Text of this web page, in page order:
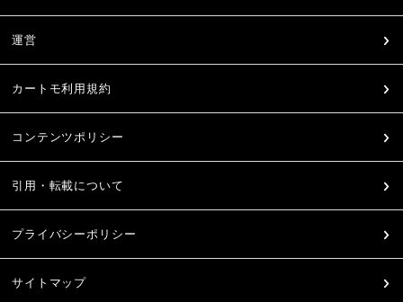
運営
カートモ利用規約
コンテンツポリシー
引用・転載について
プライバシーポリシー
サイトマップ